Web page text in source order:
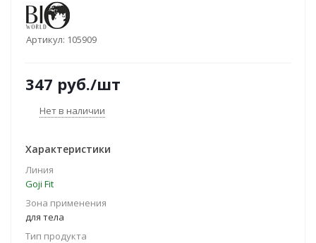
Артикул: 105909
347 руб./шт
Нет в наличии
Характеристики
Линия
Goji Fit
Зона применения
для тела
Тип продукта